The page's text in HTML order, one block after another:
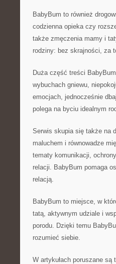
BabyBum to również
codzienna opieka czy
także zmęczenia mamy i
rodziny: bez skrajności, za
Duża część treści
wybuchach gniewu,
emocjach, jednocześnie
polega na byciu idealnym
Serwis skupia się także na
maluchem i równowadze
tematy komunikacji,
relacji. BabyBum pomaga
relacją.
BabyBum to miejsce, w
tatą, aktywnym udziale i
porodu. Dzięki temu
rozumieć siebie.
W artykułach poruszane są